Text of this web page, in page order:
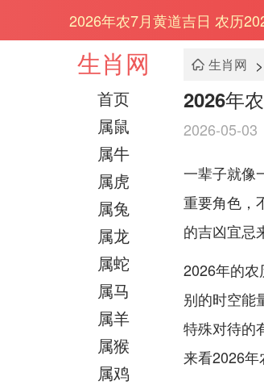
2026年农7月黄道吉日 农历
生肖网
首页
属鼠
属牛
属虎
属兔
属龙
属蛇
属马
属羊
属猴
属鸡
生肖网 >
2026年
2026-05-03
一辈子就像
重要角色，
的吉凶宜忌
2026年的
别的时空能
特殊对待的
来看2026年